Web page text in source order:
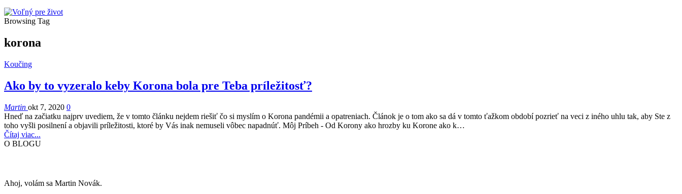
Browsing Tag
korona
Koučing
Ako by to vyzeralo keby Korona bola pre Teba príležitosť?
Martin okt 7, 2020 0
Hneď na začiatku najprv uvediem, že v tomto článku nejdem riešiť čo si myslím o Korona pandémii a opatreniach. Článok je o tom ako sa dá v tomto ťažkom období pozrieť na veci z iného uhlu tak, aby Ste z
toho vyšli posilnení a objavili príležitosti, ktoré by Vás inak nemuseli vôbec napadnúť. Môj Príbeh - Od Korony ako hrozby ku Korone ako k…
Čítaj viac...
O BLOGU
Ahoj, volám sa Martin Novák.